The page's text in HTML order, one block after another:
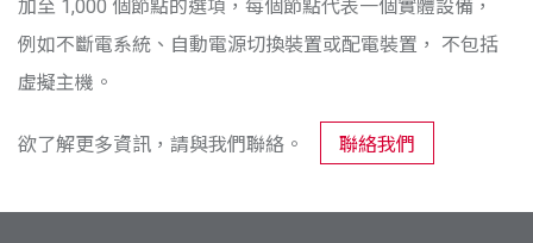
加至 1,000 個節點的選項，每個節點代表一個實體設備，
例如不斷電系統、自動電源切換裝置或配電裝置， 不包括
虛擬主機。
欲了解更多資訊，請與我們聯絡。 聯絡我們